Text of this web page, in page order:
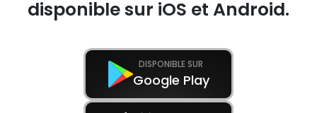
disponible sur iOS et Android.
DISPONIBLE SUR
Google Play